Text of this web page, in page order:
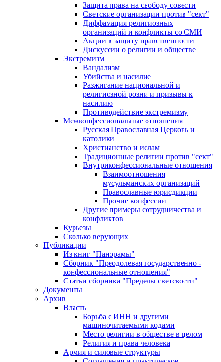
Защита права на свободу совести
Светские организации против "сект"
Диффамация религиозных
организаций и конфликты со СМИ
Акции в защиту нравственности
Дискуссии о религии и обществе
Экстремизм
Вандализм
Убийства и насилие
Разжигание национальной и
религиозной розни и призывы к
насилию
Противодействие экстремизму
Межконфессиональные отношения
Русская Православная Церковь и
католики
Христианство и ислам
Традиционные религии против "сект"
Внутриконфессиональные отношения
Взаимоотношения
мусульманских организаций
Православные юрисдикции
Прочие конфессии
Другие примеры сотрудничества и
конфликтов
Курьезы
Сколько верующих
Публикации
Из книг "Панорамы"
Сборник "Преодолевая государственно -
конфессиональные отношения"
Статьи сборника "Пределы светскости"
Документы
Архив
Власть
Борьба с ИНН и другими
машиночитаемыми кодами
Место религии в обществе в целом
Религия и права человека
Армия и силовые структуры